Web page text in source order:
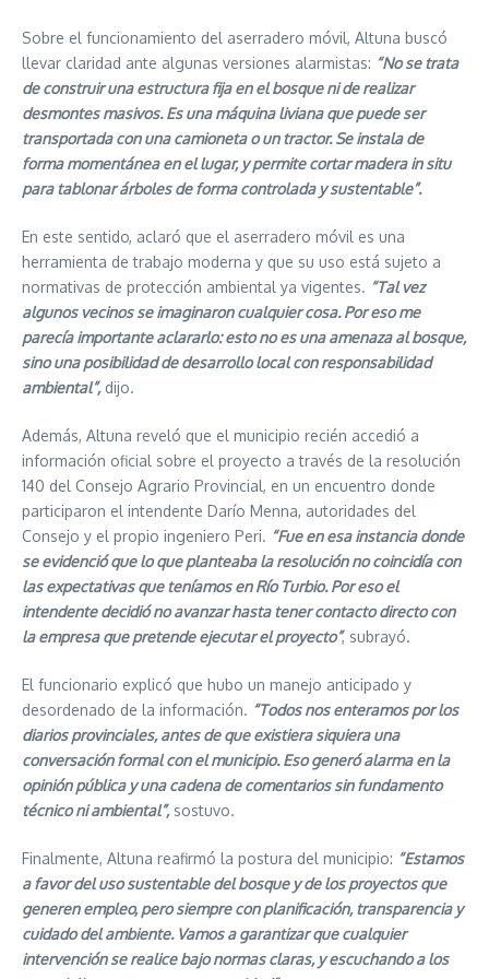
Sobre el funcionamiento del aserradero móvil, Altuna buscó
llevar claridad ante algunas versiones alarmistas: “No se trata
de construir una estructura fija en el bosque ni de realizar
desmontes masivos. Es una máquina liviana que puede ser
transportada con una camioneta o un tractor. Se instala de
forma momentánea en el lugar, y permite cortar madera in situ
para tablonar árboles de forma controlada y sustentable”.
En este sentido, aclaró que el aserradero móvil es una
herramienta de trabajo moderna y que su uso está sujeto a
normativas de protección ambiental ya vigentes. “Tal vez
algunos vecinos se imaginaron cualquier cosa. Por eso me
parecía importante aclararlo: esto no es una amenaza al bosque,
sino una posibilidad de desarrollo local con responsabilidad
ambiental”,dijo.
Además, Altuna reveló que el municipio recién accedió a
información oficial sobre el proyecto a través de la resolución
140 del Consejo Agrario Provincial, en un encuentro donde
participaron el intendente Darío Menna, autoridades del
Consejo y el propio ingeniero Peri. “Fue en esa instancia donde
se evidenció que lo que planteaba la resolución no coincidía con
las expectativas que teníamos en Río Turbio. Por eso el
intendente decidió no avanzar hasta tener contacto directo con
la empresa que pretende ejecutar el proyecto”, subrayó.
El funcionario explicó que hubo un manejo anticipado y
desordenado de la información. “Todos nos enteramos por los
diarios provinciales, antes de que existiera siquiera una
conversación formal con el municipio. Eso generó alarma en la
opinión pública y una cadena de comentarios sin fundamento
técnico ni ambiental”,sostuvo.
Finalmente, Altuna reafirmó la postura del municipio: “Estamos
a favor del uso sustentable del bosque y de los proyectos que
generen empleo, pero siempre con planificación, transparencia y
cuidado del ambiente. Vamos a garantizar que cualquier
intervención se realice bajo normas claras, y escuchando a los